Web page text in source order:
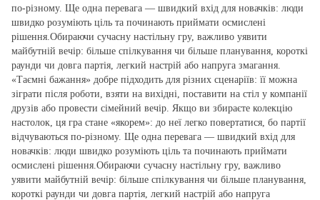
по‑різному. Ще одна перевага — швидкий вхід для новачків: люди
швидко розуміють ціль та починають приймати осмислені
рішення.Обираючи сучасну настільну гру, важливо уявити
майбутній вечір: більше спілкування чи більше планування, короткі
раунди чи довга партія, легкий настрій або напруга змагання.
«Таємні бажання» добре підходить для різних сценаріїв: її можна
зіграти після роботи, взяти на вихідні, поставити на стіл у компанії
друзів або провести сімейний вечір. Якщо ви збираєте колекцію
настолок, ця гра стане «якорем»: до неї легко повертатися, бо партії
відчуваються по‑різному. Ще одна перевага — швидкий вхід для
новачків: люди швидко розуміють ціль та починають приймати
осмислені рішення.Обираючи сучасну настільну гру, важливо
уявити майбутній вечір: більше спілкування чи більше планування,
короткі раунди чи довга партія, легкий настрій або напруга